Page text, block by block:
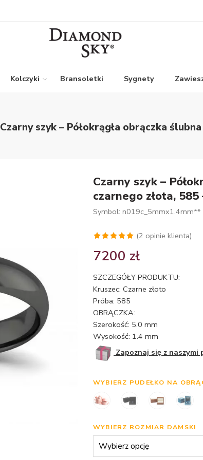
Kolczyki Bransoletki Sygnety
Czarny szyk – Półokrągła obrączka
Czarny szyk –
czarnego złota, 585
Symbol: n019c_5mmx1.4mm**
5.00na 5
ocen
klientów
(2 opinie klienta)
7200 zł
SZCZEGÓŁY PRODUKTU:
Kruszec: Czarne złoto
Próba: 585
OBRĄCZKA:
Szerokość: 5.0 mm
Wysokość: 1.4 mm
Zapoznaj się z naszymi
WYBIERZ PUDEŁKO NA
WYBIERZ ROZMIAR DAMSKI